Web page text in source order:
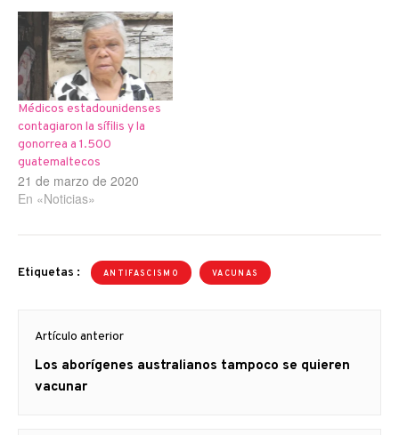
Médicos estadounidenses
contagiaron la sífilis y la
gonorrea a 1.500
guatemaltecos
21 de marzo de 2020
En «Noticias»
Etiquetas : ANTIFASCISMO VACUNAS
de
entradas
Artículo anterior
Artículo
anterior
Los aborígenes australianos tampoco se quieren
vacunar